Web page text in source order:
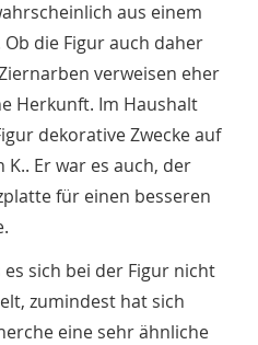
aus einem
die Figur auch daher
verweisen eher
Herkunft. Im Haushalt
dekorative Zwecke auf
K.. Er war es auch, der
für einen besseren
sich bei der Figur nicht
zumindest hat sich
eine sehr ähnliche